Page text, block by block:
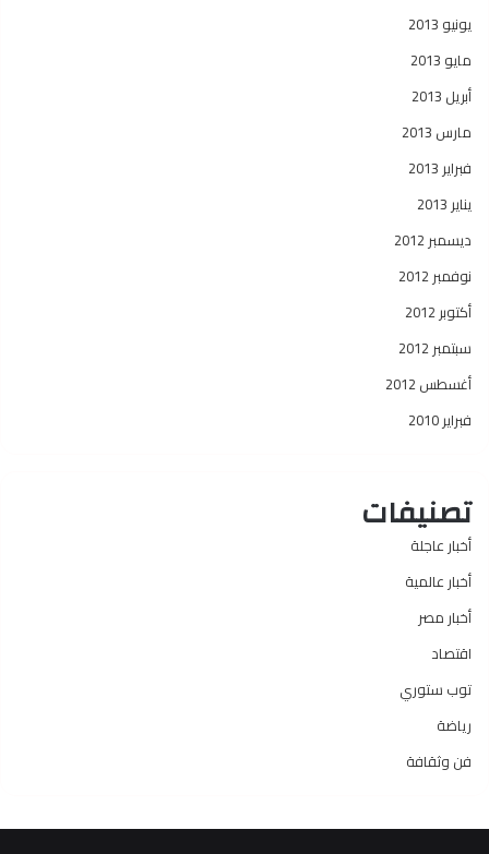
يونيو 2013
مايو 2013
أبريل 2013
مارس 2013
فبراير 2013
يناير 2013
ديسمبر 2012
نوفمبر 2012
أكتوبر 2012
سبتمبر 2012
أغسطس 2012
فبراير 2010
تصنيفات
أخبار عاجلة
أخبار عالمية
أخبار مصر
اقتصاد
توب ستوري
رياضة
فن وثقافة